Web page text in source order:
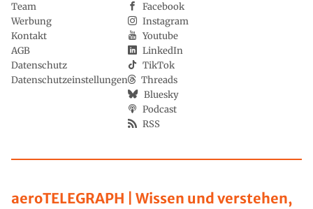
aeroTELEGRAPH | Wissen und verstehen,
Team
Werbung
Kontakt
AGB
Datenschutz
Datenschutzeinstellungen
Facebook
Instagram
Youtube
LinkedIn
TikTok
Threads
Bluesky
Podcast
RSS